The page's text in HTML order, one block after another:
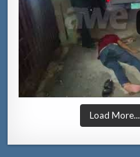
Load More...